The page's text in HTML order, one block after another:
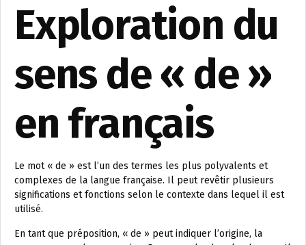
Exploration du
sens de « de »
en français
Le mot « de » est l’un des termes les plus polyvalents et
complexes de la langue française. Il peut revêtir plusieurs
significations et fonctions selon le contexte dans lequel il est
utilisé.
En tant que préposition, « de » peut indiquer l’origine, la